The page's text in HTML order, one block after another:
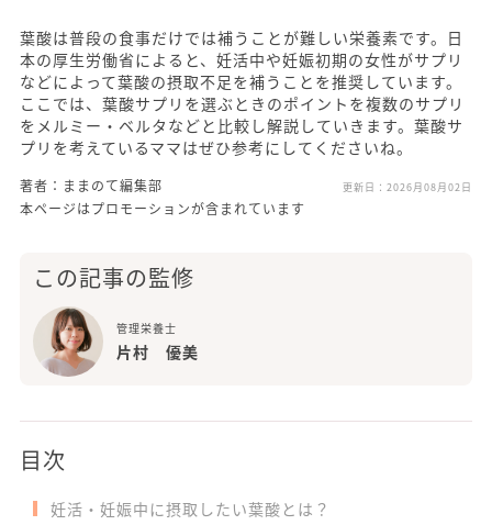
葉酸は普段の食事だけでは補うことが難しい栄養素です。日
本の厚生労働省によると、妊活中や妊娠初期の女性がサプリ
などによって葉酸の摂取不足を補うことを推奨しています。
ここでは、葉酸サプリを選ぶときのポイントを複数のサプリ
をメルミー・ベルタなどと比較し解説していきます。葉酸サ
プリを考えているママはぜひ参考にしてくださいね。
著者：ままのて編集部 更新日： 2026月08月02日
本ページはプロモーションが含まれています
この記事の監修
管理栄養士
片村 優美
目次
妊活・妊娠中に摂取したい葉酸とは？